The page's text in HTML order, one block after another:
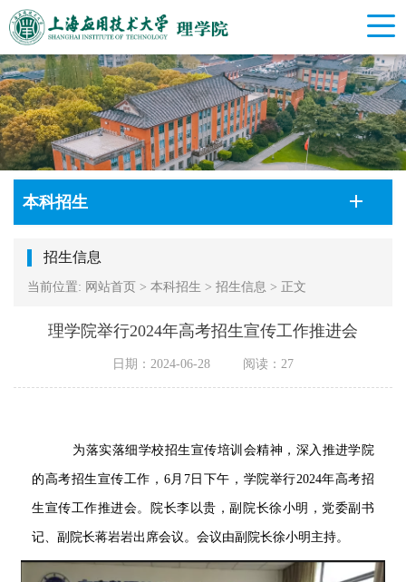
本科招生
招生信息
当前位置: 网站首页 > 本科招生 > 招生信息 > 正文
理学院举行2024年高考招生宣传工作推进会
日期：2024-06-28 阅读： 27
为落实落细学校招生宣传培训会精神，深入推进学院
的高考招生宣传工作， 6月 7日下午，学院举行2024年高考招
生宣传工作推进会。院长李以贵，副院长徐小明，党委副书
记、副院长蒋岩岩出席会议。会议由副院长徐小明主持。